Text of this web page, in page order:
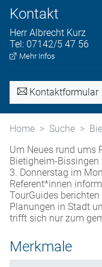
Kontakt
Herr Albrecht Kurz
Tel: 07142/5 47 56
Mehr Infos
Kontaktformular
Home Suche
Um Neues rund ums
Bietigheim-Bissingen
3. Donnerstag im
Referent*innen
TourGuides
Planungen in Stadt
trifft sich nur zum
Merkmale